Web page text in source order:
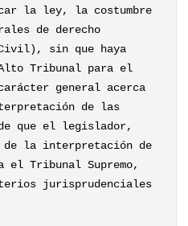
la ley, la costumbre
de derecho
sin que haya
Tribunal para el
general acerca
de las
que el legislador,
de la interpretación de
el Tribunal Supremo,
jurisprudenciales